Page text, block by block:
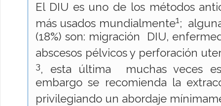
El DIU es uno de los métodos
más usados mundialmente1;
(18%) son: migración DIU,
abscesos pélvicos y perforación
3, esta última muchas veces es
embargo se recomienda la
privilegiando un abordaje